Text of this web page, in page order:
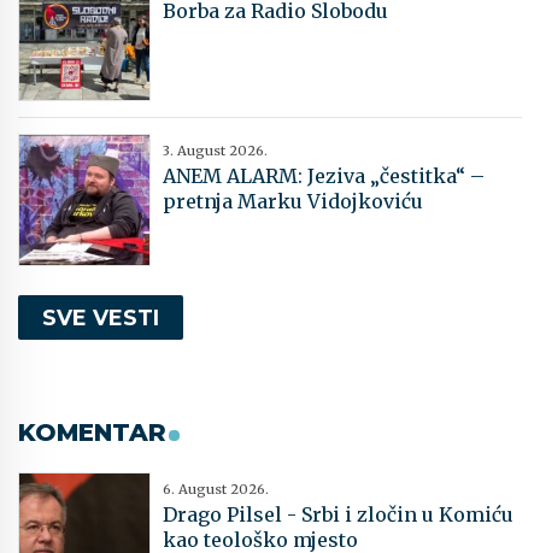
Borba za Radio Slobodu
3. August 2026.
ANEM ALARM: Jeziva „čestitka“ –
pretnja Marku Vidojkoviću
SVE VESTI
KOMENTAR
6. August 2026.
Drago Pilsel - Srbi i zločin u Komiću
kao teološko mjesto